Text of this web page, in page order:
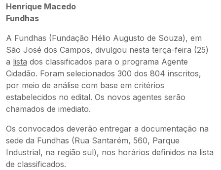
Henrique Macedo
Fundhas
A Fundhas (Fundação Hélio Augusto de Souza), em
São José dos Campos, divulgou nesta terça-feira (25)
a lista dos classificados para o programa Agente
Cidadão. Foram selecionados 300 dos 804 inscritos,
por meio de análise com base em critérios
estabelecidos no edital. Os novos agentes serão
chamados de imediato.
Os convocados deverão entregar a documentação na
sede da Fundhas (Rua Santarém, 560, Parque
Industrial, na região sul), nos horários definidos na lista
de classificados.